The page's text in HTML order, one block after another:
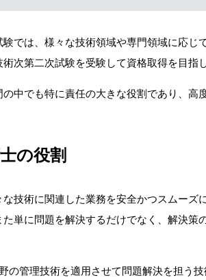
では、様々な技術領域や専門領域に応
次第二次試験を受験して資格取得を目指し
中でも特に責任の大きな役割であり、高
の役割
技術に関連した業務を安全かつスムー
単に問題を解決するだけでなく、解決
の管理技術を適用させて問題解決を担う